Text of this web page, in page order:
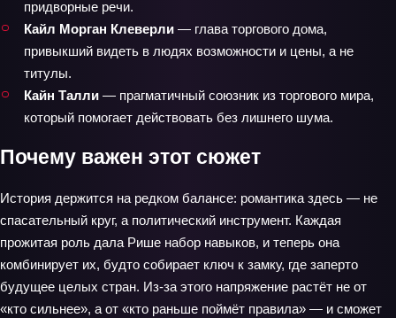
придворные речи.
Кайл Морган Клеверли — глава торгового дома,
привыкший видеть в людях возможности и цены, а не
титулы.
Кайн Талли — прагматичный союзник из торгового мира,
который помогает действовать без лишнего шума.
Почему важен этот сюжет
История держится на редком балансе: романтика здесь — не
спасательный круг, а политический инструмент. Каждая
прожитая роль дала Рише набор навыков, и теперь она
комбинирует их, будто собирает ключ к замку, где заперто
будущее целых стран. Из‑за этого напряжение растёт не от
«кто сильнее», а от «кто раньше поймёт правила» — и сможет